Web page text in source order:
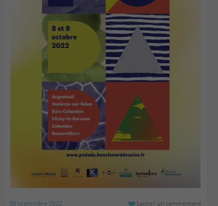
30 septembre 2022 Laisser un commentaire